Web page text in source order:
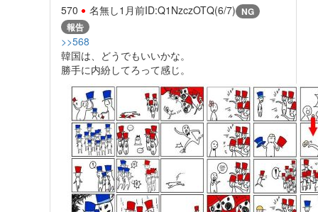
570 名無し1月前ID:Q1NzczOTQ(6/7) NG
報告
>>568
韓国は、どうでもいいかな。
勝手に内紛してろって感じ。